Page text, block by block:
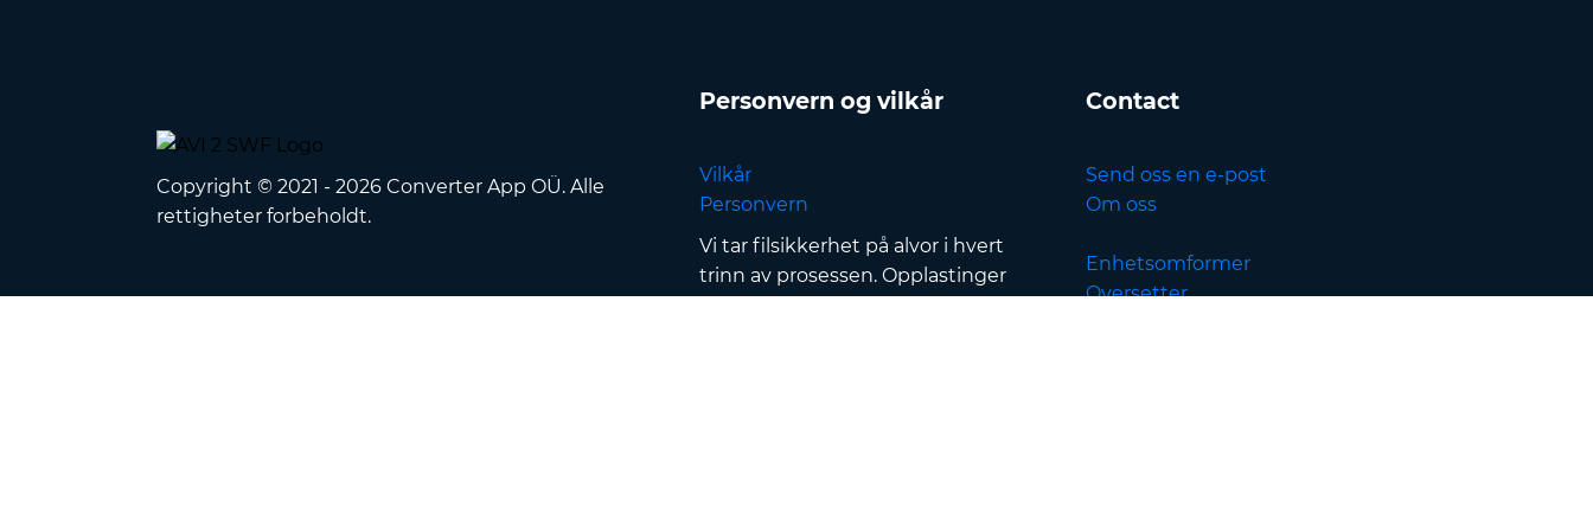
Copyright © 2021 - 2026 Converter App OÜ. Alle
rettigheter forbeholdt.
Personvern og vilkår
Vilkår
Personvern
Vi tar filsikkerhet på alvor i hvert
trinn av prosessen. Opplastinger
Contact
Send oss en e-post
Om oss
Enhetsomformer
Oversetter